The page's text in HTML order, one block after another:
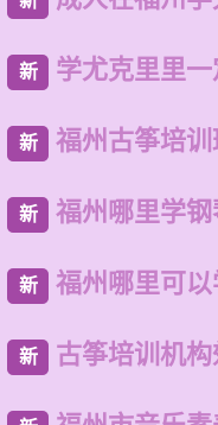
新 学尤克里里
新 福州古筝培
新 福州哪里学
新 福州哪里可
新 古筝培训机构